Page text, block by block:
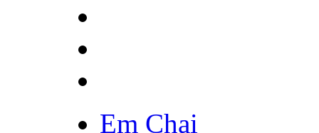
Em Chai